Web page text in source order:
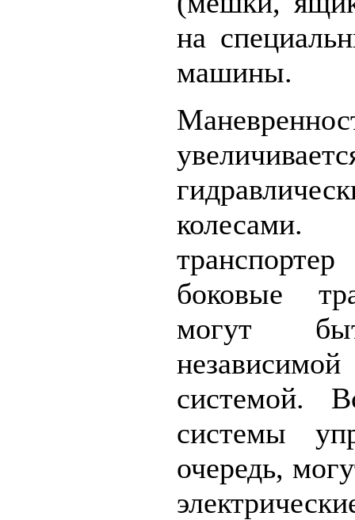
на
машины.
колесами.
боковые
могут
системой.
системы
очередь,